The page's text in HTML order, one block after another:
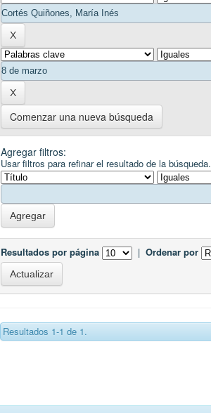
Comenzar una nueva búsqueda
Agregar filtros:
Usar filtros para refinar el resultado de la búsqueda.
Resultados por página | Ordenar por
Resultados 1-1 de 1.